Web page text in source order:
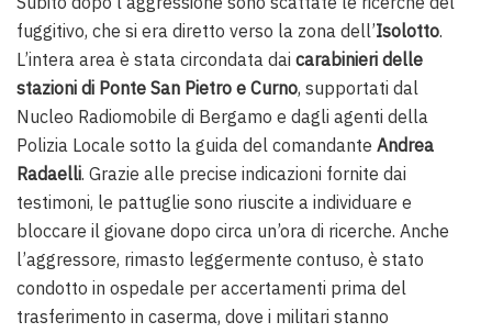
fuggitivo, che si era diretto verso la zona dell’Isolotto.
L’intera area è stata circondata dai carabinieri delle
stazioni di Ponte San Pietro e Curno, supportati dal
Nucleo Radiomobile di Bergamo e dagli agenti della
Polizia Locale sotto la guida del comandante Andrea
Radaelli. Grazie alle precise indicazioni fornite dai
testimoni, le pattuglie sono riuscite a individuare e
bloccare il giovane dopo circa un’ora di ricerche. Anche
l’aggressore, rimasto leggermente contuso, è stato
condotto in ospedale per accertamenti prima del
trasferimento in caserma, dove i militari stanno